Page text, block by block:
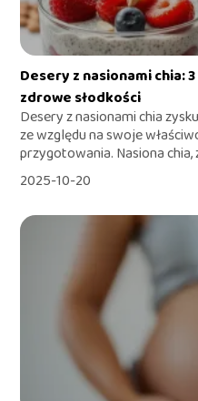
Desery z nasionami chia:
zdrowe słodkości
Desery z nasionami chia
ze względu na swoje
przygotowania. Nasiona
2025-10-20